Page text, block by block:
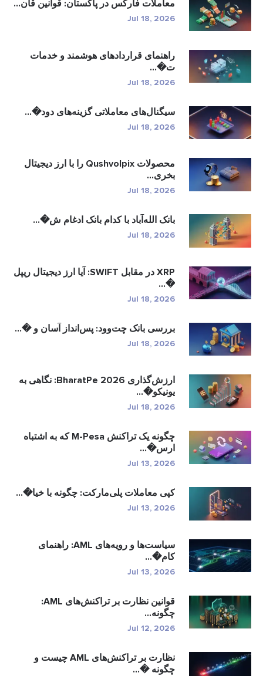
معاملات فارکس در پاکستان: قوانین قان...
Jul 18, 2026
راهنمای قراردادهای هوشمند و خدمات
ت�...
Jul 18, 2026
سیگنال‌های معاملاتی گزینه‌های دود�...
Jul 18, 2026
محصولات Qushvolpix را با ارز دیجیتال
بخری...
Jul 18, 2026
بانک الله‌آباد با کدام بانک ادغام ش�...
Jul 18, 2026
XRP در مقابل SWIFT: آیا ارز دیجیتال ریپل
�...
Jul 18, 2026
بررسی بانک چت‌وود: پس‌انداز آسان و �...
Jul 18, 2026
ارزش‌گذاری BharatPe 2026: نگاهی به
یونیکو�...
Jul 18, 2026
چگونه یک تراکنش M-Pesa که به اشتباه
ارس�...
Jul 13, 2026
کپی معاملات پلی‌مارکت: چگونه با خیا�...
Jul 13, 2026
سیاست‌ها و رویه‌های AML: راهنمای
کام�...
Jul 13, 2026
قوانین نظارت بر تراکنش‌های AML:
چگونه...
Jul 12, 2026
نظارت بر تراکنش‌های AML چیست و
چگونه �...